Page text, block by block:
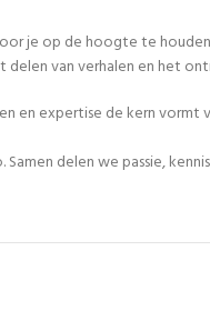
je op de hoogte te
van verhalen en het
en expertise de kern vormt
delen we passie,